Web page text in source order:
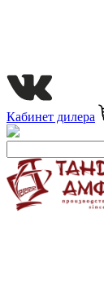
Кабинет дилера